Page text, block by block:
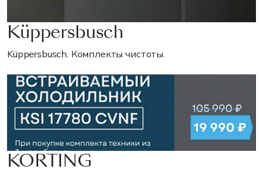
Küppersbusch
Küppersbusch. Комплекты чистоты.
KORTING